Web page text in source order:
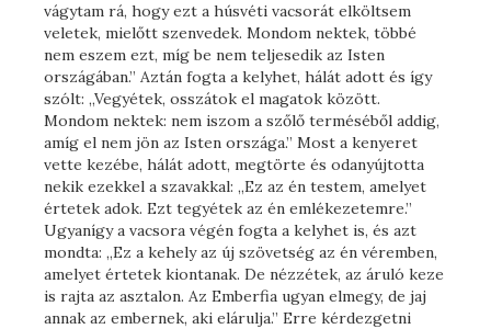
vágytam rá, hogy ezt a húsvéti vacsorát elköltsem
veletek, mielőtt szenvedek. Mondom nektek, többé
nem eszem ezt, míg be nem teljesedik az Isten
országában.” Aztán fogta a kelyhet, hálát adott és így
szólt: „Vegyétek, osszátok el magatok között.
Mondom nektek: nem iszom a szőlő terméséből addig,
amíg el nem jön az Isten országa.” Most a kenyeret
vette kezébe, hálát adott, megtörte és odanyújtotta
nekik ezekkel a szavakkal: „Ez az én testem, amelyet
értetek adok. Ezt tegyétek az én emlékezetemre.”
Ugyanígy a vacsora végén fogta a kelyhet is, és azt
mondta: „Ez a kehely az új szövetség az én véremben,
amelyet értetek kiontanak. De nézzétek, az áruló keze
is rajta az asztalon. Az Emberfia ugyan elmegy, de jaj
annak az embernek, aki elárulja.” Erre kérdezgetni